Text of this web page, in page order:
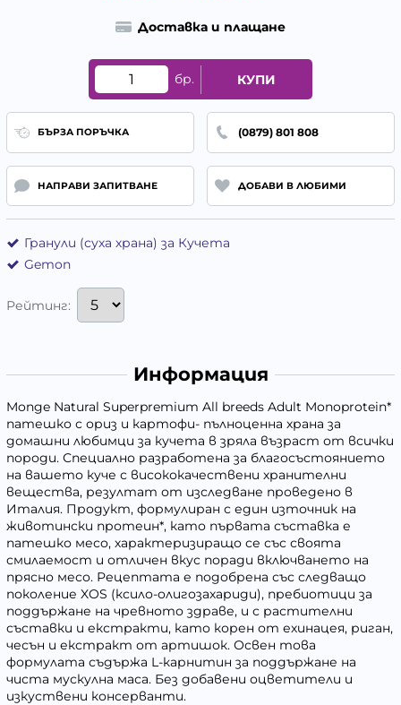
Доставка и плащане
бр. КУПИ
БЪРЗА ПОРЪЧКА (0879) 801 808
НАПРАВИ ЗАПИТВАНЕ ДОБАВИ В ЛЮБИМИ
Гранули (суха храна) за Кучета
Gemon
Рейтинг:
Информация
Monge Natural Superpremium All breeds Adult Monoprotein*
патешко с ориз и картофи- пълноценна храна за
домашни любимци за кучета в зряла възраст от всички
породи. Специално разработена за благосъстоянието
на вашето куче с висококачествени хранителни
вещества, резултат от изследване проведено в
Италия. Продукт, формулиран с един източник на
животински протеин*, като първата съставка е
патешко месо, характеризиращо се със своята
смилаемост и отличен вкус поради включването на
прясно месо. Рецептата е подобрена със следващо
поколение XOS (ксило-олигозахариди), пребиотици за
поддържане на чревното здраве, и с растителни
съставки и екстракти, като корен от ехинацея, риган,
чесън и екстракт от артишок. Освен това
формулата съдържа L-карнитин за поддържане на
чиста мускулна маса. Без добавени оцветители и
изкуствени консерванти.